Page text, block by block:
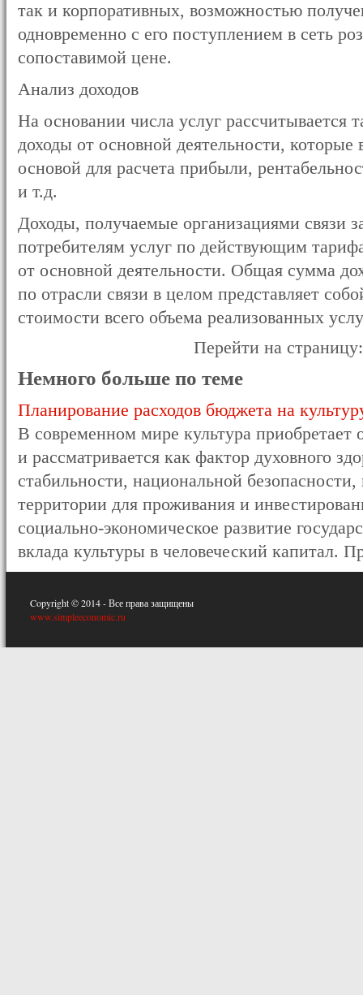
так и корпоративных, возможностью
одновременно с его поступлением в сеть
сопоставимой цене.
Анализ доходов
На основании числа услуг рассчитывается
доходы от основной деятельности, которые
основой для расчета прибыли,
и т.д.
Доходы, получаемые организациями связи
потребителям услуг по действующим
от основной деятельности. Общая сумма
по отрасли связи в целом представляет
стоимости всего объема реализованных
Перейти на
Немного больше по теме
Планирование расходов бюджета на
В современном мире культура
и рассматривается как фактор духовного
стабильности, национальной
территории для проживания и
социально-экономическое развитие
вклада культуры в человеческий капитал.
Copyright © 2014 - Все права защищены
www.simpleeconomic.ru